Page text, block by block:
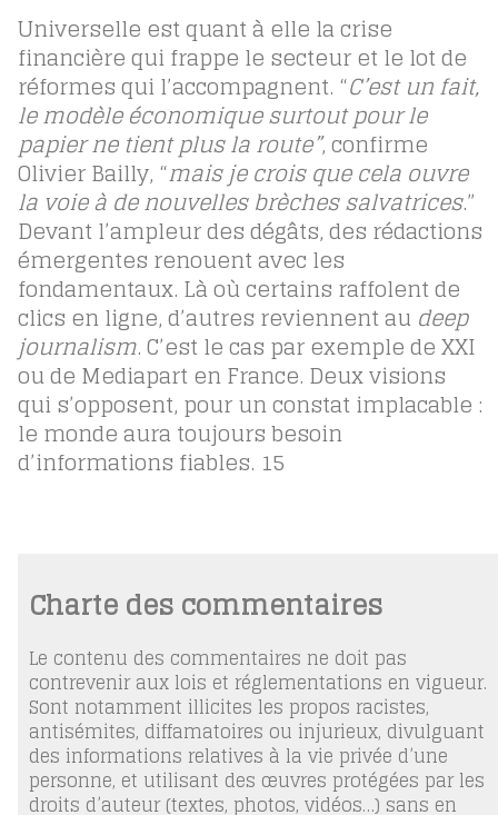
Universelle est quant à elle la crise
financière qui frappe le secteur et le lot de
réformes qui l’accompagnent. “C’est un fait,
le modèle économique surtout pour le
papier ne tient plus la route”, confirme
Olivier Bailly, “mais je crois que cela ouvre
la voie à de nouvelles brèches salvatrices.”
Devant l’ampleur des dégâts, des rédactions
émergentes renouent avec les
fondamentaux. Là où certains raffolent de
clics en ligne, d’autres reviennent au deep
journalism. C’est le cas par exemple de XXI
ou de Mediapart en France. Deux visions
qui s’opposent, pour un constat implacable :
le monde aura toujours besoin
d’informations fiables. 15
Charte des commentaires
Le contenu des commentaires ne doit pas
contrevenir aux lois et réglementations en vigueur.
Sont notamment illicites les propos racistes,
antisémites, diffamatoires ou injurieux, divulguant
des informations relatives à la vie privée d’une
personne, et utilisant des œuvres protégées par les
droits d’auteur (textes, photos, vidéos…) sans en